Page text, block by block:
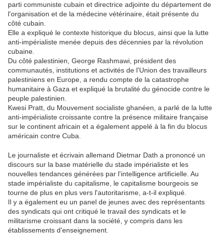
parti communiste cubain et directrice adjointe du département de
l'organisation et de la médecine vétérinaire, était présente du
côté cubain.
Elle a expliqué le contexte historique du blocus, ainsi que la lutte
anti-impérialiste menée depuis des décennies par la révolution
cubaine.
Du côté palestinien, George Rashmawi, président des
communautés, institutions et activités de l'Union des travailleurs
palestiniens en Europe, a rendu compte de la catastrophe
humanitaire à Gaza et expliqué la brutalité du génocide contre le
peuple palestinien.
Kwesi Pratt, du Mouvement socialiste ghanéen, a parlé de la lutte
anti-impérialiste croissante contre la présence militaire française
sur le continent africain et a également appelé à la fin du blocus
américain contre Cuba.
Le journaliste et écrivain allemand Dietmar Dath a prononcé un
discours sur la base matérielle du stade impérialiste et les
nouvelles tendances générées par l'intelligence artificielle. Au
stade impérialiste du capitalisme, le capitalisme bourgeois se
tourne de plus en plus vers l'autoritarisme, a-t-il expliqué.
Il y a également eu un panel de jeunes avec des représentants
des syndicats qui ont critiqué le travail des syndicats et le
militarisme croissant dans la société, y compris dans les
établissements d'enseignement.